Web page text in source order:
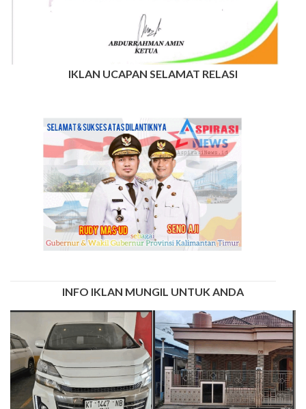
IKLAN UCAPAN SELAMAT RELASI
INFO IKLAN MUNGIL UNTUK ANDA